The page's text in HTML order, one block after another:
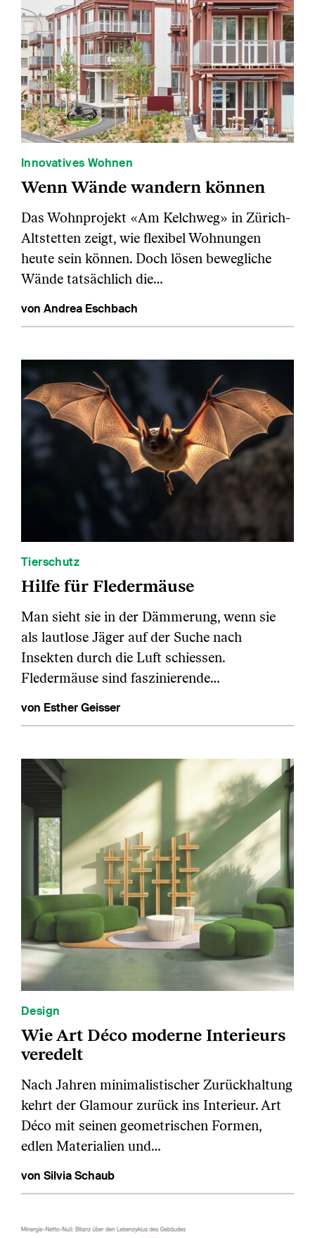
Innovatives Wohnen
Wenn Wände wandern können
Das Wohnprojekt «Am Kelchweg» in Zürich-
Altstetten zeigt, wie flexibel Wohnungen
heute sein können. Doch lösen bewegliche
Wände tatsächlich die…
von Andrea Eschbach
Tierschutz
Hilfe für Fledermäuse
Man sieht sie in der Dämmerung, wenn sie
als lautlose Jäger auf der Suche nach
Insekten durch die Luft schiessen.
Fledermäuse sind faszinierende…
von Esther Geisser
Design
Wie Art Déco moderne Interieurs
veredelt
Nach Jahren minimalistischer Zurückhaltung
kehrt der Glamour zurück ins Interieur. Art
Déco mit seinen geometrischen Formen,
edlen Materialien und…
von Silvia Schaub